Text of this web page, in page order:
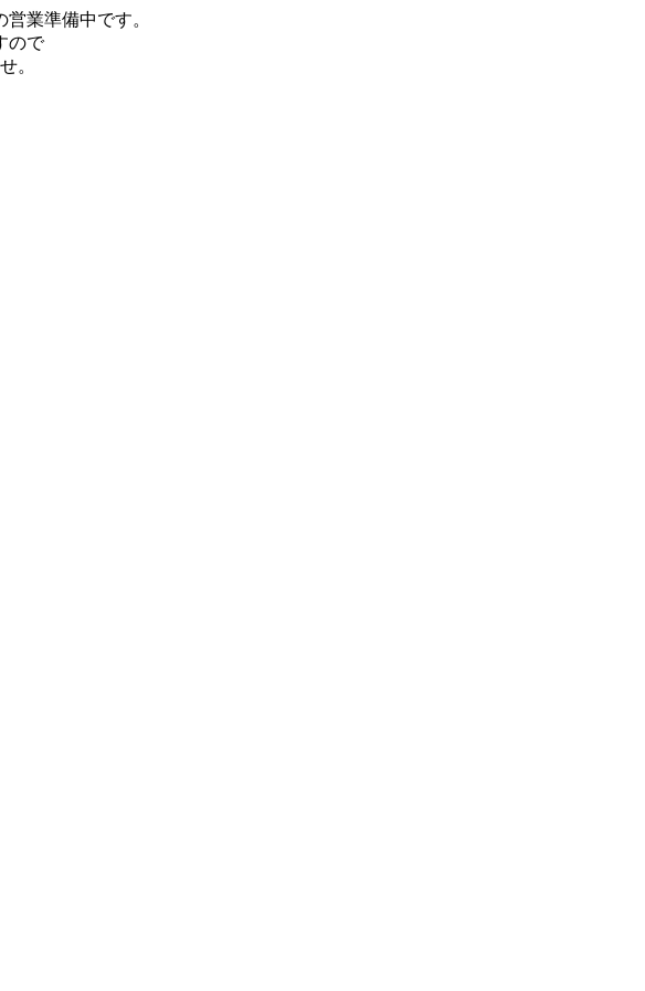
業準備中です。
ので
。